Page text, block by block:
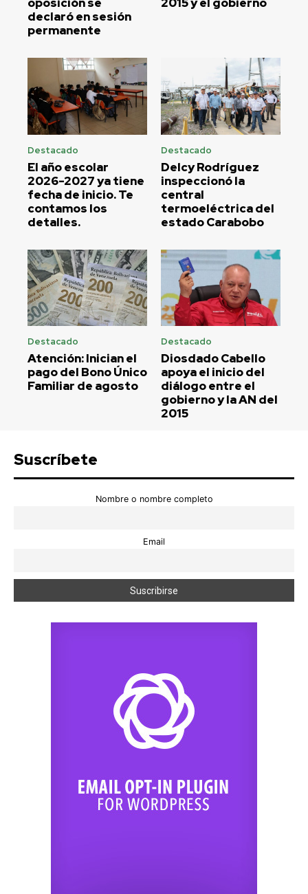
declaró en sesión
permanente
Destacado
El año escolar
2026-2027 ya tiene
fecha de inicio. Te
contamos los
detalles.
Destacado
Delcy Rodríguez
inspeccionó la
central
termoeléctrica del
estado Carabobo
Destacado
Atención: Inician el
pago del Bono Único
Familiar de agosto
Destacado
Diosdado Cabello
apoya el inicio del
diálogo entre el
gobierno y la AN del
2015
Suscríbete
Nombre o nombre completo
Email